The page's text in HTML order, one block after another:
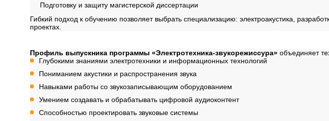
Подготовку и защиту магистерской диссертации
Гибкий подход к обучению позволяет выбрать специализацию: электроакустика,
проектах.
Профиль выпускника программы «Электротехника-звукорежиссура»объединяет
Глубокими знаниями электротехники и информационных технологий
Пониманием акустики и распространения звука
Навыками работы со звукозаписывающим оборудованием
Умением создавать и обрабатывать цифровой аудиоконтент
Способностью проектировать звуковые системы